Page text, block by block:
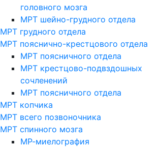
головного мозга
МРТ шейно-грудного отдела
МРТ грудного отдела
МРТ пояснично-крестцового отдела
МРТ поясничного отдела
МРТ крестцово-подвздошных
сочленений
МРТ поясничного отдела
МРТ копчика
МРТ всего позвоночника
МРТ спинного мозга
МР-миелография